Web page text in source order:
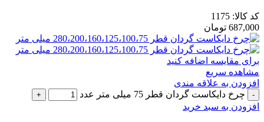
کد کالا: 1175
687,000 تومان
برای مقایسه اضافه کنید
مشاهده سریع
افزودن به علاقه مندی
چرخ دایکاست گردان قطر 75 میلی متر عدد
افزودن به سبد خرید